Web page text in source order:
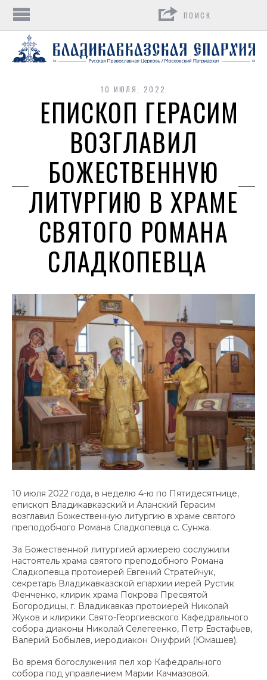
10 ИЮЛЯ, 2022
ЕПИСКОП ГЕРАСИМ
ВОЗГЛАВИЛ
БОЖЕСТВЕННУЮ
ЛИТУРГИЮ В ХРАМЕ
СВЯТОГО РОМАНА
СЛАДКОПЕВЦА
10 июля 2022 года, в неделю 4-ю по Пятидесятнице,
епископ Владикавказский и Аланский Герасим
возглавил Божественную литургию в храме святого
преподобного Романа Сладкопевца с. Сунжа.
За Божественной литургией архиерею сослужили
настоятель храма святого преподобного Романа
Сладкопевца протоиерей Евгений Стратейчук,
секретарь Владикавказской епархии иерей Рустик
Фенченко, клирик храма Покрова Пресвятой
Богородицы, г. Владикавказ протоиерей Николай
Жуков и клирики Свято-Георгиевского Кафедрального
собора диаконы Николай Селегеенко, Петр Евстафьев,
Валерий Бобылев, иеродиакон Онуфрий (Юмашев).
Во время богослужения пел хор Кафедрального
собора под управлением Марии Качмазовой.